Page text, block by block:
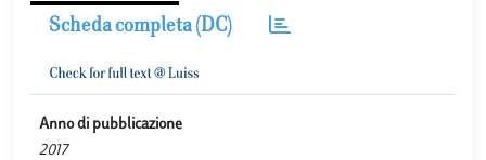
Scheda completa (DC)
Anno di pubblicazione
2017